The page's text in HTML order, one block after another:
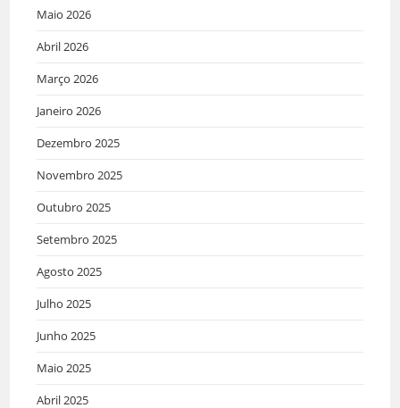
Maio 2026
Abril 2026
Março 2026
Janeiro 2026
Dezembro 2025
Novembro 2025
Outubro 2025
Setembro 2025
Agosto 2025
Julho 2025
Junho 2025
Maio 2025
Abril 2025